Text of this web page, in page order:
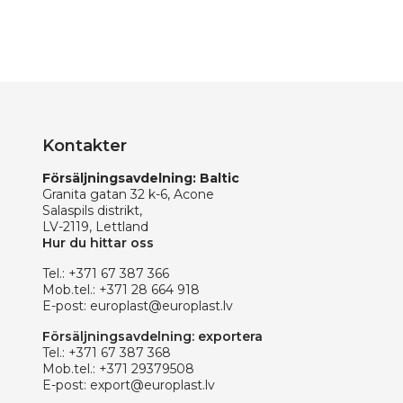
Kontakter
Försäljningsavdelning: Baltic
Granita gatan 32 k-6, Acone
Salaspils distrikt,
LV-2119, Lettland
Hur du hittar oss
Tel.: +371 67 387 366
Mob.tel.: +371 28 664 918
E-post: europlast@europlast.lv
Försäljningsavdelning: exportera
Tel.: +371 67 387 368
Mob.tel.: +371 29379508
E-post: export@europlast.lv